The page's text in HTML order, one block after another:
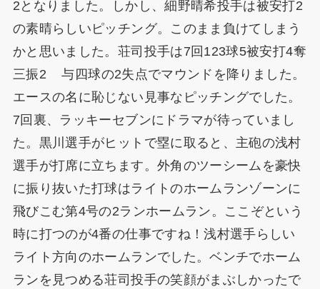
2となりました。しかし、細野晴希投手は被安打2
の素晴らしいピッチング。このまま負けてしまう
かと思いました。荘司投手は7回123球5被安打4奪
三振2 与四球の2失点でマウンドを降りました。
エースの名に恥じない見事なピッチングでした。
7回裏、ラッキーセブンにドラマが待っていまし
た。黒川選手がヒットで塁に取ると、主砲の浅村
選手が打席に立ちます。外角のツーシームを豪快
に振り抜いた打球はライトのホームランゾーンに
飛びこむ第4号の2ランホームラン。ここぞという
時に打つのが4番の仕事ですね！浅村選手らしい
ライト方向のホームランでした。ベンチでホーム
ランを見つめる荘司投手の笑顔がまぶしかったで